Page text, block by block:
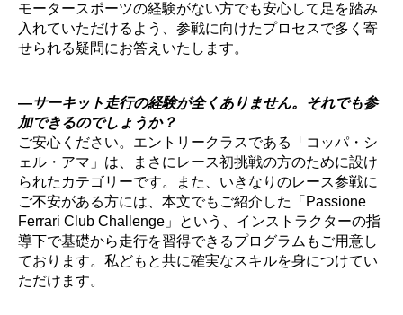
モータースポーツの経験がない方でも安心して足を踏み
入れていただけるよう、参戦に向けたプロセスで多く寄
せられる疑問にお答えいたします。
―サーキット走行の経験が全くありません。それでも参
加できるのでしょうか？
ご安心ください。エントリークラスである「コッパ・シ
ェル・アマ」は、まさにレース初挑戦の方のために設け
られたカテゴリーです。また、いきなりのレース参戦に
ご不安がある方には、本文でもご紹介した「Passione
Ferrari Club Challenge」という、インストラクターの指
導下で基礎から走行を習得できるプログラムもご用意し
ております。私どもと共に確実なスキルを身につけてい
ただけます。